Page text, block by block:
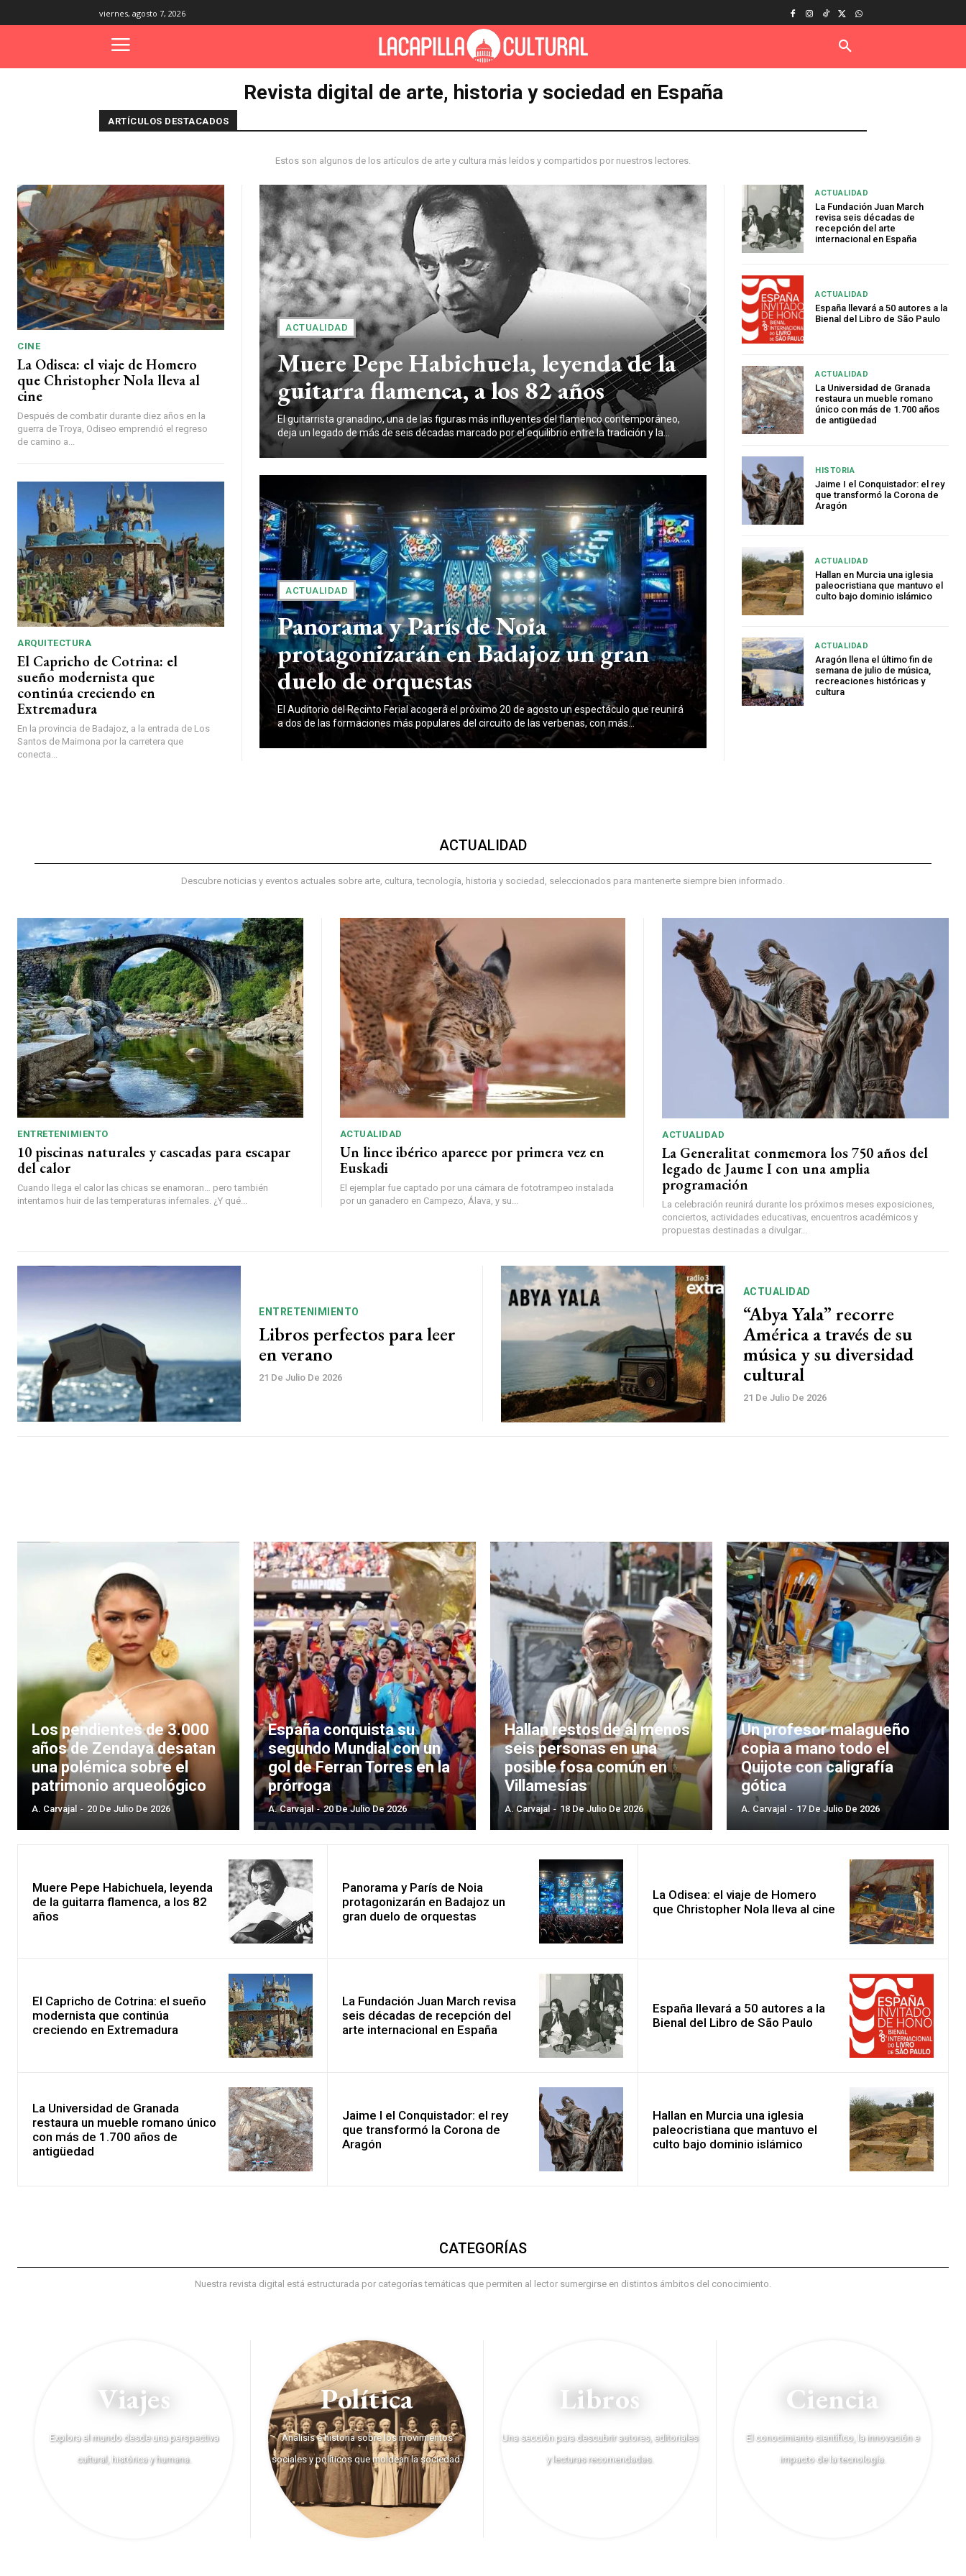
viernes, agosto 7, 2026
Revista digital de arte, historia y sociedad en España
ARTÍCULOS DESTACADOS
Estos son algunos de los artículos de arte y cultura más leídos y compartidos por nuestros lectores.
CINE
La Odisea: el viaje de Homero
que Christopher Nola lleva al
cine
Después de combatir durante diez años en la
guerra de Troya, Odiseo emprendió el regreso
de camino a...
ARQUITECTURA
El Capricho de Cotrina: el
sueño modernista que
continúa creciendo en
Extremadura
En la provincia de Badajoz, a la entrada de Los
Santos de Maimona por la carretera que
conecta...
ACTUALIDAD
Muere Pepe Habichuela, leyenda de la
guitarra flamenca, a los 82 años
El guitarrista granadino, una de las figuras más influyentes del flamenco contemporáneo,
deja un legado de más de seis décadas marcado por el equilibrio entre la tradición y la...
ACTUALIDAD
Panorama y París de Noia
protagonizarán en Badajoz un gran
duelo de orquestas
El Auditorio del Recinto Ferial acogerá el próximo 20 de agosto un espectáculo que reunirá
a dos de las formaciones más populares del circuito de las verbenas, con más...
ACTUALIDAD
La Fundación Juan March
revisa seis décadas de
recepción del arte
internacional en España
ACTUALIDAD
España llevará a 50 autores a la
Bienal del Libro de São Paulo
ACTUALIDAD
La Universidad de Granada
restaura un mueble romano
único con más de 1.700 años
de antigüedad
HISTORIA
Jaime I el Conquistador: el rey
que transformó la Corona de
Aragón
ACTUALIDAD
Hallan en Murcia una iglesia
paleocristiana que mantuvo el
culto bajo dominio islámico
ACTUALIDAD
Aragón llena el último fin de
semana de julio de música,
recreaciones históricas y
cultura
ACTUALIDAD
Descubre noticias y eventos actuales sobre arte, cultura, tecnología, historia y sociedad, seleccionados para mantenerte siempre bien informado.
ENTRETENIMIENTO
10 piscinas naturales y cascadas para escapar
del calor
Cuando llega el calor las chicas se enamoran… pero también
intentamos huir de las temperaturas infernales. ¿Y qué...
ACTUALIDAD
Un lince ibérico aparece por primera vez en
Euskadi
El ejemplar fue captado por una cámara de fototrampeo instalada
por un ganadero en Campezo, Álava, y su...
ACTUALIDAD
La Generalitat conmemora los 750 años del
legado de Jaume I con una amplia
programación
La celebración reunirá durante los próximos meses exposiciones,
conciertos, actividades educativas, encuentros académicos y
propuestas destinadas a divulgar...
ENTRETENIMIENTO
Libros perfectos para leer
en verano
21 De Julio De 2026
ACTUALIDAD
“Abya Yala” recorre
América a través de su
música y su diversidad
cultural
21 De Julio De 2026
Los pendientes de 3.000
años de Zendaya desatan
una polémica sobre el
patrimonio arqueológico
A. Carvajal - 20 De Julio De 2026
España conquista su
segundo Mundial con un
gol de Ferran Torres en la
prórroga
A. Carvajal - 20 De Julio De 2026
Hallan restos de al menos
seis personas en una
posible fosa común en
Villamesías
A. Carvajal - 18 De Julio De 2026
Un profesor malagueño
copia a mano todo el
Quijote con caligrafía
gótica
A. Carvajal - 17 De Julio De 2026
Muere Pepe Habichuela, leyenda
de la guitarra flamenca, a los 82
años
Panorama y París de Noia
protagonizarán en Badajoz un
gran duelo de orquestas
La Odisea: el viaje de Homero
que Christopher Nola lleva al cine
El Capricho de Cotrina: el sueño
modernista que continúa
creciendo en Extremadura
La Fundación Juan March revisa
seis décadas de recepción del
arte internacional en España
España llevará a 50 autores a la
Bienal del Libro de São Paulo
La Universidad de Granada
restaura un mueble romano único
con más de 1.700 años de
antigüedad
Jaime I el Conquistador: el rey
que transformó la Corona de
Aragón
Hallan en Murcia una iglesia
paleocristiana que mantuvo el
culto bajo dominio islámico
CATEGORÍAS
Nuestra revista digital está estructurada por categorías temáticas que permiten al lector sumergirse en distintos ámbitos del conocimiento.
Viajes
Explora el mundo desde una perspectiva
cultural, histórica y humana.
Política
Análisis e historia sobre los movimientos
sociales y políticos que moldean la sociedad.
Libros
Una sección para descubrir autores, editoriales
y lecturas recomendadas.
Ciencia
El conocimiento científico, la innovación e
impacto de la tecnología.